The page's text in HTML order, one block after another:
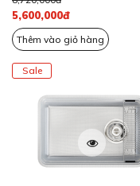
5,600,000đ
Thêm vào giỏ hàng
Sale